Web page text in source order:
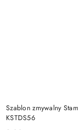
Szablon zmywalny
KSTDS56